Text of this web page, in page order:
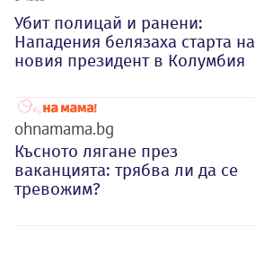
Убит полицай и ранени:
Нападения белязаха старта на
новия президент в Колумбия
ohnamama.bg
Късното лягане през
ваканцията: трябва ли да се
тревожим?